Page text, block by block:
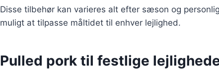
Disse tilbehør kan varieres alt efter sæson og
muligt at tilpasse måltidet til enhver lejlighed.
Pulled pork til festlige